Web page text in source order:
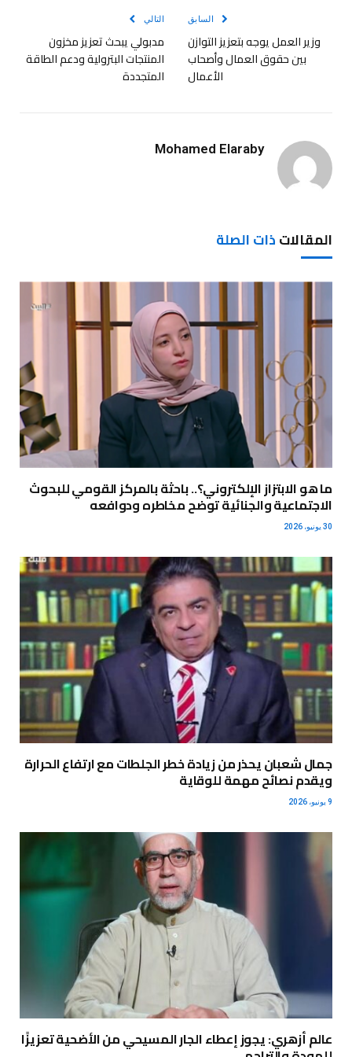
السابق
وزير العمل يوجه بتعزيز التوازن
بين حقوق العمال وأصحاب
الأعمال
التالي
مدبولي يبحث تعزيز مخزون
المنتجات البترولية ودعم الطاقة
المتجددة
Mohamed Elaraby
المقالاتذات الصلة
ما هو الابتزاز الإلكتروني؟.. باحثة بالمركز القومي للبحوث
الاجتماعية والجنائية توضح مخاطره ودوافعه
30 يونيو، 2026
جمال شعبان يحذر من زيادة خطر الجلطات مع ارتفاع الحرارة
ويقدم نصائح مهمة للوقاية
9 يونيو، 2026
عالم أزهري: يجوز إعطاء الجار المسيحي من الأضحية تعزيزًا